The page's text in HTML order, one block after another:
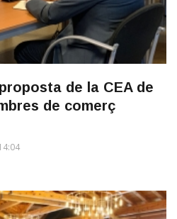
de la CEA de
de comerç